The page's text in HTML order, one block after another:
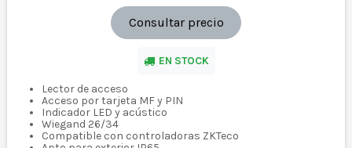
Consultar precio
EN STOCK
Lector de acceso
Acceso por tarjeta MF y PIN
Indicador LED y acústico
Wiegand 26/34
Compatible con controladoras ZKTeco